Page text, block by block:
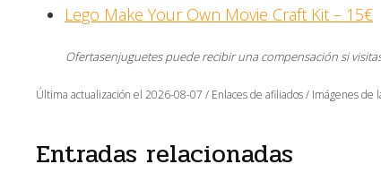
Lego Make Your Own Movie Craft Kit – 15€
Ofertasenjuguetes puede recibir una compensación si
Última actualización el 2026-08-07 / Enlaces de afiliados / Imágenes de
Entradas relacionadas